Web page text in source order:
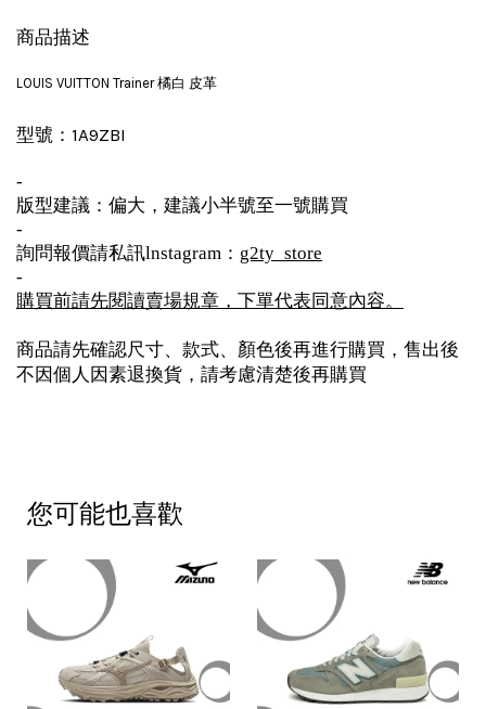
商品描述
LOUIS VUITTON Trainer 橘白 皮革
型號： 1A9ZBI
-
版型建議：偏大，建議小半號至一號購買
-
詢問報價請私訊lnstagram： g2ty_store
-
購買前請先閱讀賣場規章，下單代表同意內容。
商品請先確認尺寸、款式、顏色後再進行購買，售出後
不因個人因素退換貨，請考慮清楚後再購買
您可能也喜歡